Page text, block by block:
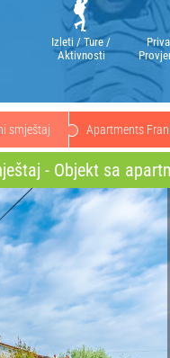
Izleti / Ture /
Aktivnosti
smještaj Apartments
- Objekt sa